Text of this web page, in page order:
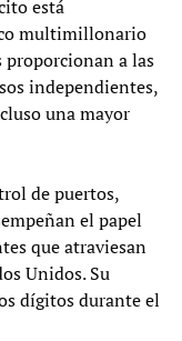
está
multimillonario
proporcionan a las
independientes,
una mayor
de puertos,
el papel
que atraviesan
Unidos. Su
dígitos durante el